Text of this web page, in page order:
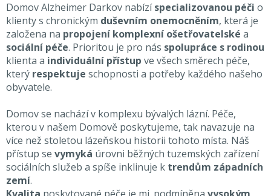
Domov Alzheimer Darkov nabízíspecializovanou péči o
klienty s chronickým duševním onemocněním, která je
založena na propojení komplexní ošetřovatelské a
sociální péče. Prioritou je pro nás spolupráce s rodinou
klienta a individuální přístup ve všech směrech péče,
který respektuje schopnosti a potřeby každého našeho
obyvatele.
Domov se nachází v komplexu bývalých lázní. Péče,
kterou v našem Domově poskytujeme, tak navazuje na
více než stoletou lázeňskou historii tohoto místa. Náš
přístup se vymyká úrovni běžných tuzemských zařízení
sociálních služeb a spíše inklinuje k trendům západních
zemí.